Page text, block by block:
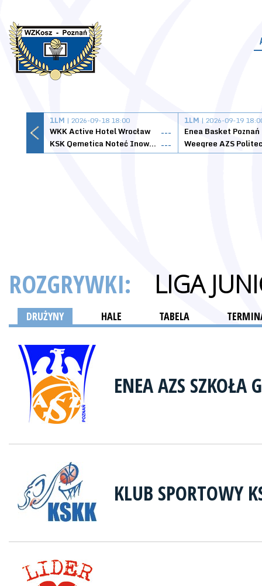
1LM | 2026-09-18 18:00
WKK Active Hotel Wrocław
---
KSK Qemetica Noteć Inowrocław ---
1LM | 2026-09-19
Enea Basket Poznań
ROZGRYWKI: LIGA
DRUŻYNY HALE TABELA
ENEA AZS SZKOŁA
KLUB SPORTOWY